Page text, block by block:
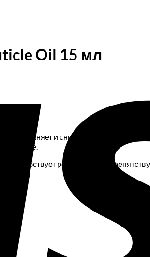
Oil 15 мл
увлажняет и снимает малейшие
порядке.
способствует росту ногтей и